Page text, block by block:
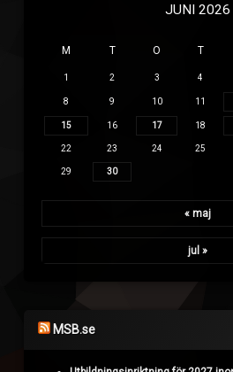
JUNI 2026
M T O T
1 2 3 4
8 9 10 11
15 16 17 18
22 23 24 25
29 30
« maj
jul »
MSB.se